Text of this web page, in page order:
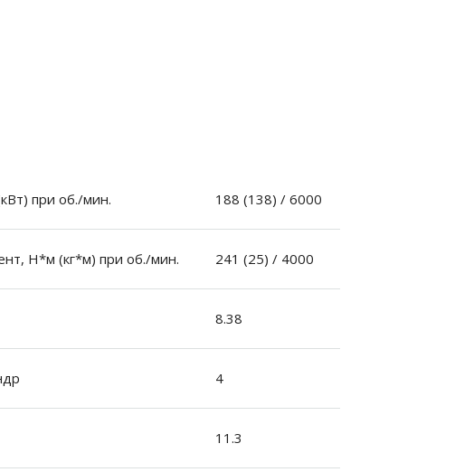
при об./мин. 188 (138) / 6000
Н*м (кг*м) при об./мин. 241 (25) / 4000
8.38
4
11.3